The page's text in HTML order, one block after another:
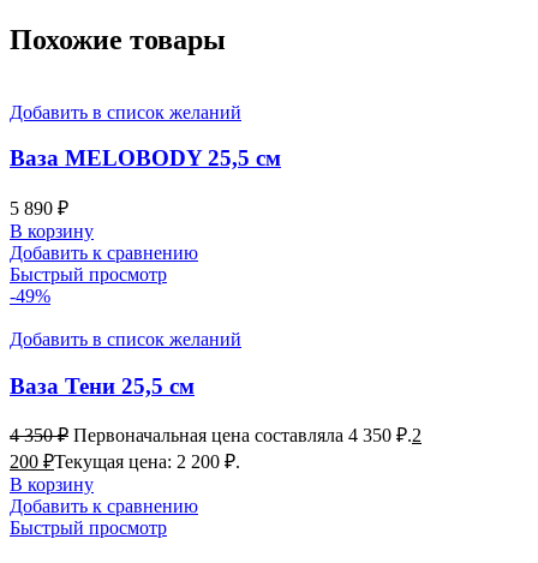
Похожие товары
Добавить в список желаний
Ваза MELOBODY 25,5 см
5 890 ₽
В корзину
Добавить к сравнению
Быстрый просмотр
-49%
Добавить в список желаний
Ваза Тени 25,5 см
4 350₽ Первоначальная цена составляла 4 350 ₽.2
200 ₽Текущая цена: 2 200 ₽.
В корзину
Добавить к сравнению
Быстрый просмотр